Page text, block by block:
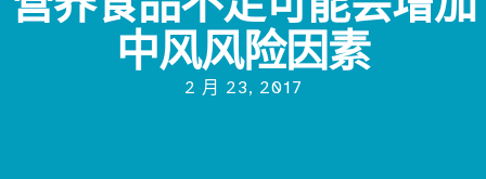
中风风险因素
2 月 23, 2017